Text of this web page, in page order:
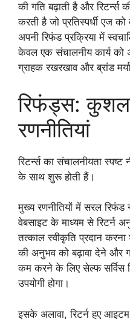
की गति बढ़ाती है और रिटर्न्स
करती है जो प्रतिस्पर्धी एज
अपनी रिफंड प्रक्रिया में
केवल एक संचालनीय कार्य
ग्राहक रखरखाव और ब्रांड
रिफंड्स:
रणनीतियां
रिटर्न्स का संचालनीयता
के साथ शुरू होती हैं।
मुख्य रणनीतियों में सरल रिफंड
वेबसाइट के माध्यम से रिटर्न
तत्काल स्वीकृति प्रदान
की अनुभव को बढ़ावा देने और
कम करने के लिए सेल्फ सर्विस
उपयोगी होगा।
इसके अलावा, रिटर्न हुए